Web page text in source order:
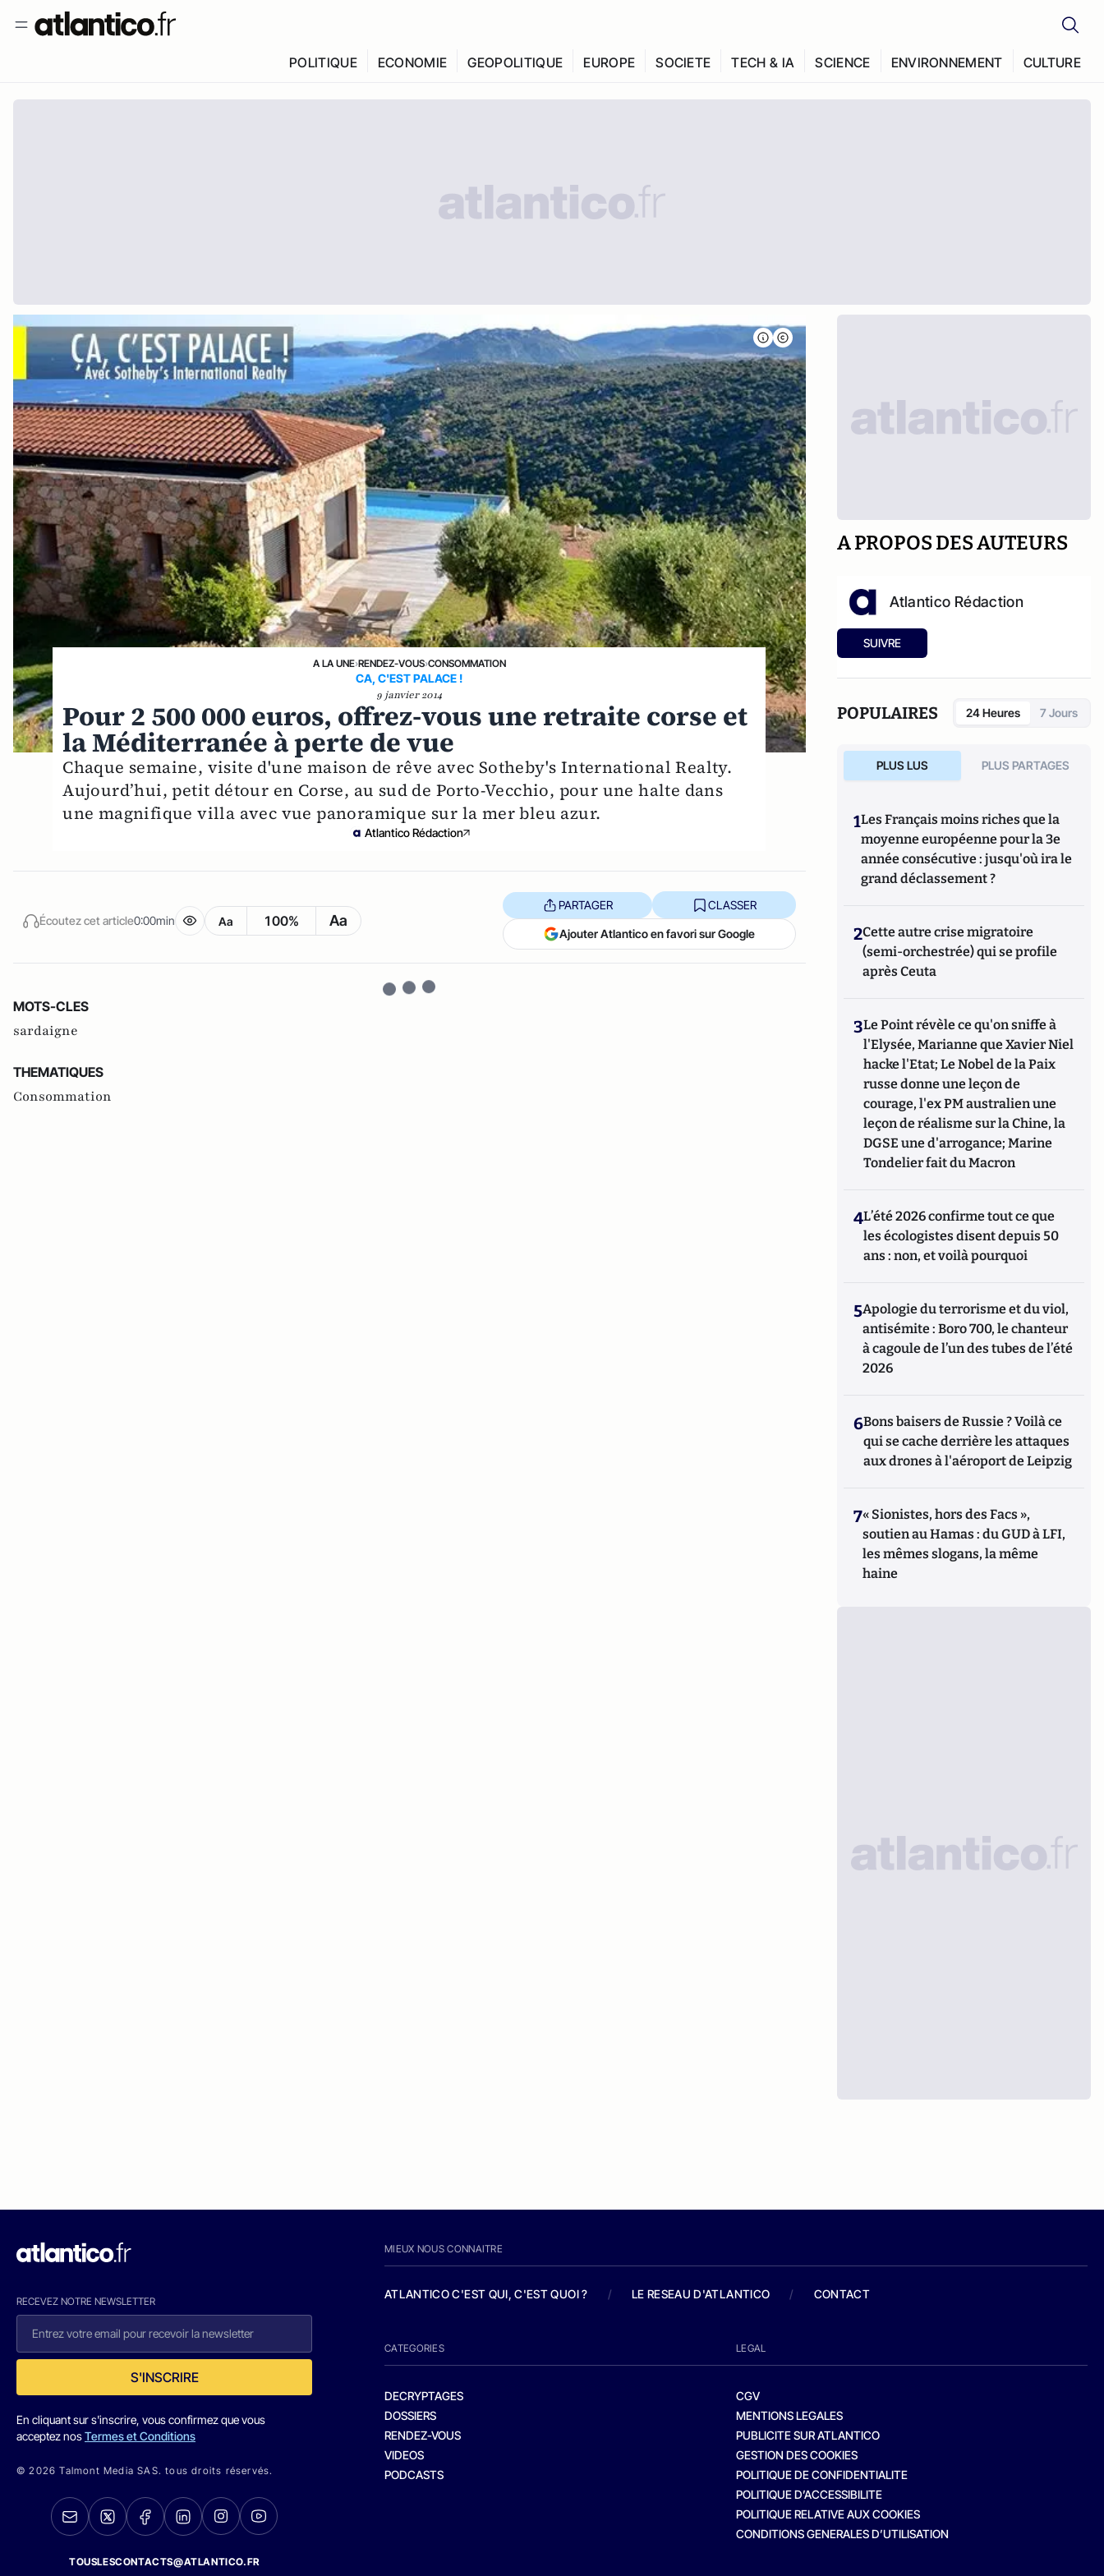
POLITIQUE ECONOMIE GEOPOLITIQUE EUROPE SOCIETE TECH & IA SCIENCE ENVIRONNEMENT CULTURE
A LA UNE›RENDEZ-VOUS›CONSOMMATION
CA, C'EST PALACE !
9 janvier 2014
Pour 2 500 000 euros, offrez-vous une retraite corse et
la Méditerranée à perte de vue
Chaque semaine, visite d'une maison de rêve avec Sotheby's International Realty.
Aujourd’hui, petit détour en Corse, au sud de Porto-Vecchio, pour une halte dans
une magnifique villa avec vue panoramique sur la mer bleu azur.
Atlantico Rédaction
Écoutez cet article0:00min Aa 100% Aa
PARTAGER CLASSER
Ajouter Atlantico en favori sur Google
MOTS-CLES
sardaigne
THEMATIQUES
Consommation
A PROPOS DES AUTEURS
Atlantico Rédaction
SUIVRE
POPULAIRES 24 Heures 7 Jours
PLUS LUS PLUS PARTAGES
1Les Français moins riches que la
moyenne européenne pour la 3e
année consécutive : jusqu'où ira le
grand déclassement ?
2Cette autre crise migratoire
(semi-orchestrée) qui se profile
après Ceuta
3Le Point révèle ce qu'on sniffe à
l'Elysée, Marianne que Xavier Niel
hacke l'Etat; Le Nobel de la Paix
russe donne une leçon de
courage, l'ex PM australien une
leçon de réalisme sur la Chine, la
DGSE une d'arrogance; Marine
Tondelier fait du Macron
4L’été 2026 confirme tout ce que
les écologistes disent depuis 50
ans : non, et voilà pourquoi
5Apologie du terrorisme et du viol,
antisémite : Boro 700, le chanteur
à cagoule de l’un des tubes de l’été
2026
6Bons baisers de Russie ? Voilà ce
qui se cache derrière les attaques
aux drones à l'aéroport de Leipzig
7« Sionistes, hors des Facs »,
soutien au Hamas : du GUD à LFI,
les mêmes slogans, la même
haine
RECEVEZ NOTRE NEWSLETTER
S'INSCRIRE
En cliquant sur s'inscrire, vous confirmez que vous
acceptez nosTermes et Conditions
© 2026 Talmont Media SAS. tous droits réservés.
TOUSLESCONTACTS@ATLANTICO.FR
MIEUX NOUS CONNAITRE
ATLANTICO C'EST QUI, C'EST QUOI ? / LE RESEAU D'ATLANTICO / CONTACT
CATEGORIES
DECRYPTAGES
DOSSIERS
RENDEZ-VOUS
VIDEOS
PODCASTS
LEGAL
CGV
MENTIONS LEGALES
PUBLICITE SUR ATLANTICO
GESTION DES COOKIES
POLITIQUE DE CONFIDENTIALITE
POLITIQUE D’ACCESSIBILITE
POLITIQUE RELATIVE AUX COOKIES
CONDITIONS GENERALES D’UTILISATION